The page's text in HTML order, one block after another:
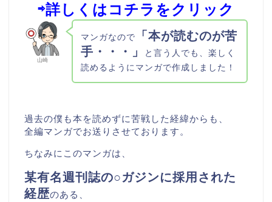
⇨詳しくはコチラをクリック
山崎
マンガなので
「本が読むのが苦
手・・・」
と言う人でも、楽しく
読めるようにマンガで作成しました！
過去の僕も本を読めずに苦戦した経緯からも、
全編マンガでお送りさせております。
ちなみにこのマンガは、
某有名週刊誌の○ガジンに採用された
経歴のある、